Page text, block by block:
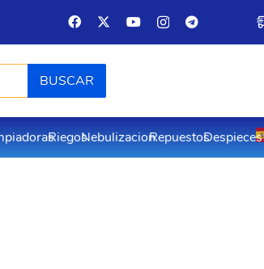
BUSCAR
RiegosNebulizacionRepuestosDespieces